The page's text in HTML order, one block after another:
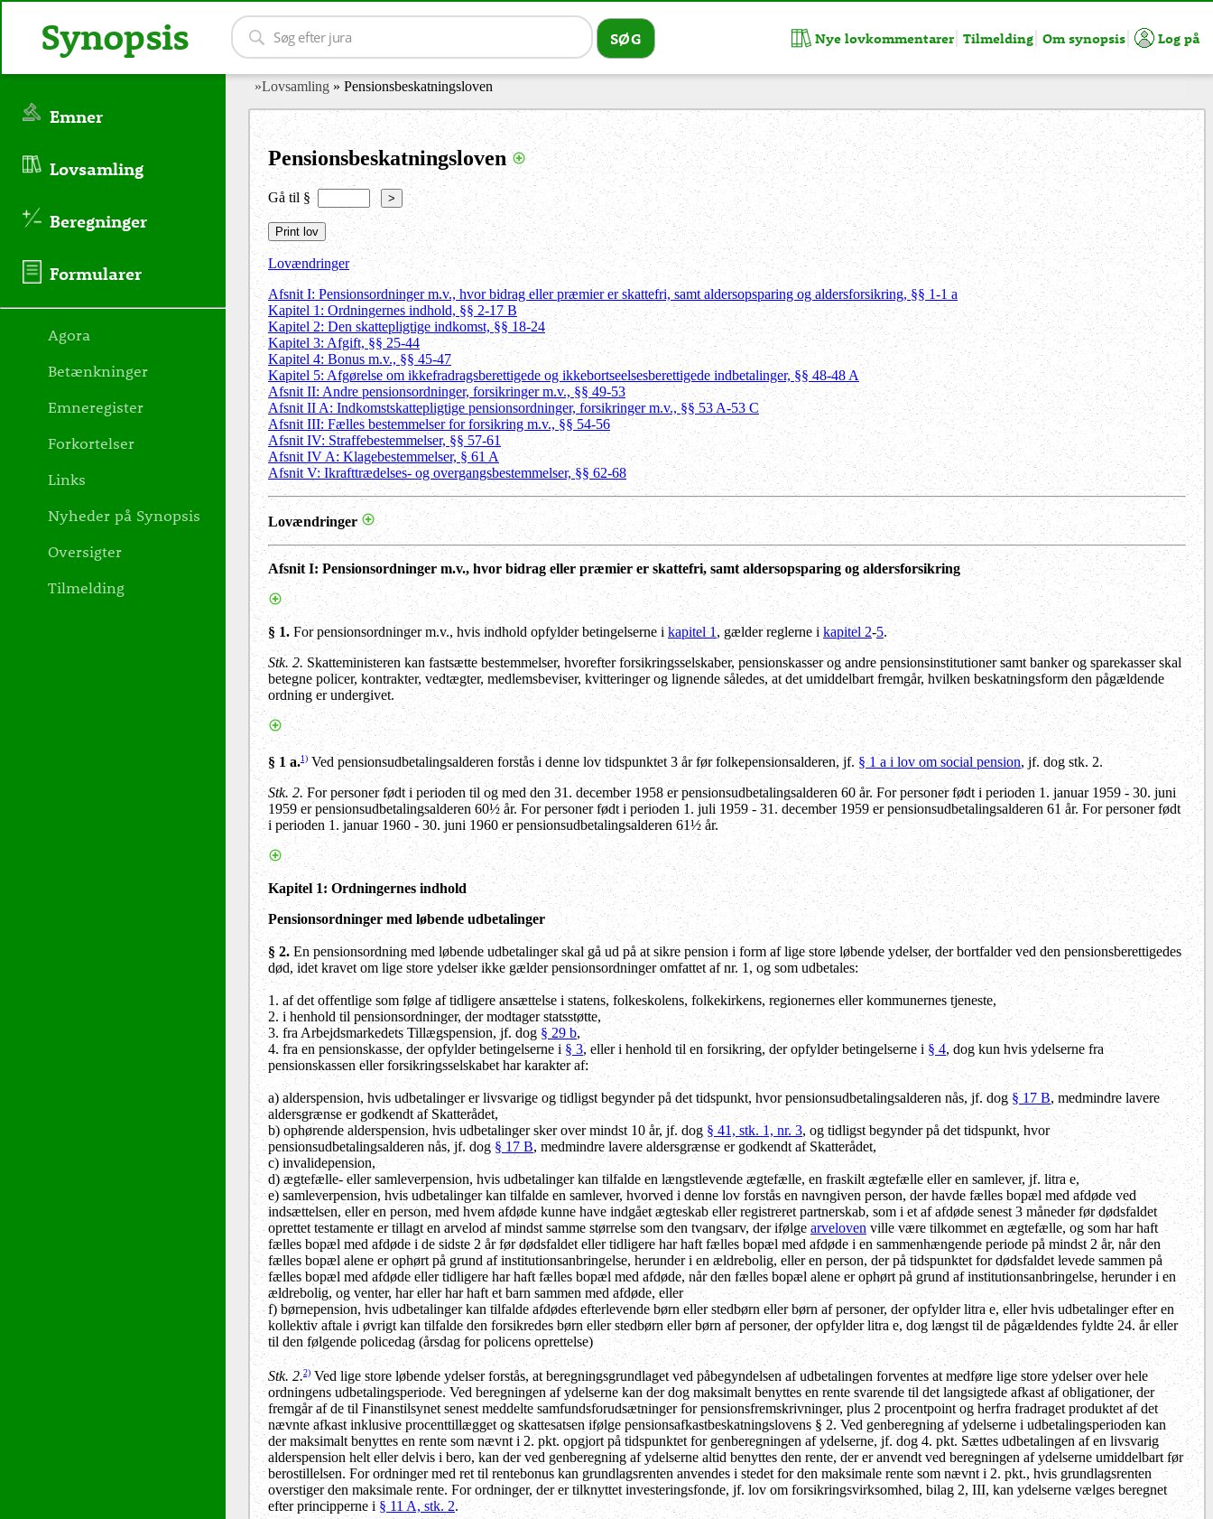
»Lovsamling » Pensionsbeskatningsloven
Pensionsbeskatningsloven
Gå til § >
Lovændringer
Afsnit I: Pensionsordninger m.v., hvor bidrag eller præmier er skattefri, samt aldersopsparing og aldersforsikring, §§ 1-1 a
Kapitel 1: Ordningernes indhold, §§ 2-17 B
Kapitel 2: Den skattepligtige indkomst, §§ 18-24
Kapitel 3: Afgift, §§ 25-44
Kapitel 4: Bonus m.v., §§ 45-47
Kapitel 5: Afgørelse om ikkefradragsberettigede og ikkebortseelsesberettigede indbetalinger, §§ 48-48 A
Afsnit II: Andre pensionsordninger, forsikringer m.v., §§ 49-53
Afsnit II A: Indkomstskattepligtige pensionsordninger, forsikringer m.v., §§ 53 A-53 C
Afsnit III: Fælles bestemmelser for forsikring m.v., §§ 54-56
Afsnit IV: Straffebestemmelser, §§ 57-61
Afsnit IV A: Klagebestemmelser, § 61 A
Afsnit V: Ikrafttrædelses- og overgangsbestemmelser, §§ 62-68
Lovændringer
Afsnit I: Pensionsordninger m.v., hvor bidrag eller præmier er skattefri, samt aldersopsparing og aldersforsikring
§ 1.For pensionsordninger m.v., hvis indhold opfylder betingelserne ikapitel 1, gælder reglerne i kapitel 2-5.
Stk. 2. Skatteministeren kan fastsætte bestemmelser, hvorefter forsikringsselskaber, pensionskasser og andre pensionsinstitutioner samt banker og sparekasser skal
betegne policer, kontrakter, vedtægter, medlemsbeviser, kvitteringer og lignende således, at det umiddelbart fremgår, hvilken beskatningsform den pågældende
ordning er undergivet.
§ 1 a.1)Ved pensionsudbetalingsalderen forstås i denne lov tidspunktet 3 år før folkepensionsalderen, jf.§ 1 a i lov om social pension, jf. dog stk. 2.
Stk. 2.For personer født i perioden til og med den 31. december 1958 er pensionsudbetalingsalderen 60 år. For personer født i perioden 1. januar 1959 - 30. juni
1959 er pensionsudbetalingsalderen 60½ år. For personer født i perioden 1. juli 1959 - 31. december 1959 er pensionsudbetalingsalderen 61 år. For personer født
i perioden 1. januar 1960 - 30. juni 1960 er pensionsudbetalingsalderen 61½ år.
Kapitel 1: Ordningernes indhold
Pensionsordninger med løbende udbetalinger
§ 2.En pensionsordning med løbende udbetalinger skal gå ud på at sikre pension i form af lige store løbende ydelser, der bortfalder ved den pensionsberettigedes
død,idet kravet om lige store ydelser ikke gælder pensionsordninger omfattet af nr. 1, og som udbetales:
1. af det offentlige som følge af tidligere ansættelse i statens, folkeskolens, folkekirkens, regionernes eller kommunernes tjeneste,
2. i henhold til pensionsordninger, der modtager statsstøtte,
3. fra Arbejdsmarkedets Tillægspension, jf. dog § 29 b,
4. fra en pensionskasse, der opfylder betingelserne i§ 3, eller i henhold til en forsikring, der opfylder betingelserne i§ 4, dog kun hvis ydelserne fra
pensionskassen eller forsikringsselskabet har karakter af:
a) alderspension, hvis udbetalinger er livsvarige og tidligst begynder på det tidspunkt, hvor pensionsudbetalingsalderen nås, jf. dog§ 17 B, medmindre lavere
aldersgrænse er godkendt af Skatterådet,
b) ophørende alderspension, hvis udbetalinger sker over mindst 10 år, jf. dog § 41, stk. 1, nr. 3, og tidligst begynder på det tidspunkt, hvor
pensionsudbetalingsalderen nås, jf. dog§ 17 B, medmindre lavere aldersgrænse er godkendt af Skatterådet,
c) invalidepension,
d) ægtefælle- eller samleverpension, hvis udbetalinger kan tilfalde en længstlevende ægtefælle, en fraskilt ægtefælle eller en samlever, jf. litra e,
e) samleverpension, hvis udbetalinger kan tilfalde en samlever, hvorved i denne lov forstås en navngiven person, der havde fælles bopæl med afdøde ved
indsættelsen, eller en person, med hvem afdøde kunne have indgået ægteskab eller registreret partnerskab, som i et af afdøde senest 3 måneder før dødsfaldet
oprettet testamente er tillagt en arvelod af mindst samme størrelse som den tvangsarv, der ifølgearveloven ville være tilkommet en ægtefælle, og som har haft
fælles bopæl med afdøde i de sidste 2 år før dødsfaldet eller tidligere har haft fælles bopæl med afdøde i en sammenhængende periode på mindst 2 år, når den
fælles bopæl alene er ophørt på grund af institutionsanbringelse, herunder i en ældrebolig, eller en person, der på tidspunktet for dødsfaldet levede sammen på
fælles bopæl med afdøde eller tidligere har haft fælles bopæl med afdøde, når den fælles bopæl alene er ophørt på grund af institutionsanbringelse, herunder i en
ældrebolig, og venter, har eller har haft et barn sammen med afdøde, eller
f) børnepension, hvis udbetalinger kan tilfalde afdødes efterlevende børn eller stedbørn eller børn af personer, der opfylder litra e, eller hvis udbetalinger efter en
kollektiv aftale i øvrigt kan tilfalde den forsikredes børn eller stedbørn eller børn af personer, der opfylder litra e, dog længst til de pågældendes fyldte 24. år eller
til den følgende policedag (årsdag for policens oprettelse)
Stk. 2.2)Ved lige store løbende ydelser forstås, at beregningsgrundlaget ved påbegyndelsen af udbetalingen forventes at medføre lige store ydelser over hele
ordningens udbetalingsperiode. Ved beregningen af ydelserne kan der dog maksimalt benyttes en rente svarende til det langsigtede afkast af obligationer, der
fremgår af de til Finanstilsynet senest meddelte samfundsforudsætninger for pensionsfremskrivninger, plus 2 procentpoint og herfra fradraget produktet af det
nævnte afkast inklusive procenttillægget og skattesatsen ifølge pensionsafkastbeskatningslovens § 2. Ved genberegning af ydelserne i udbetalingsperioden kan
der maksimalt benyttes en rente som nævnt i 2. pkt. opgjort på tidspunktet for genberegningen af ydelserne, jf. dog 4. pkt. Sættes udbetalingen af en livsvarig
alderspension helt eller delvis i bero, kan der ved genberegning af ydelserne altid benyttes den rente, der er anvendt ved beregningen af ydelserne umiddelbart før
berostillelsen. For ordninger med ret til rentebonus kan grundlagsrenten anvendes i stedet for den maksimale rente som nævnt i 2. pkt., hvis grundlagsrenten
overstiger den maksimale rente. For ordninger, der er tilknyttet investeringsfonde, jf. lov om forsikringsvirksomhed, bilag 2, III, kan ydelserne vælges beregnet
efter principperne i§ 11 A, stk. 2.
Emner
Lovsamling
Beregninger
Formularer
Agora
Betænkninger
Emneregister
Forkortelser
Links
Nyheder på Synopsis
Oversigter
Tilmelding
Synopsis Nye lovkommentarer Tilmelding Om synopsis Log på